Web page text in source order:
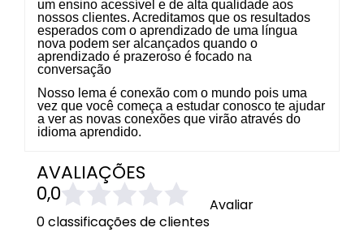
um ensino acessível e de alta qualidade aos
nossos clientes. Acreditamos que os resultados
esperados com o aprendizado de uma língua
nova podem ser alcançados quando o
aprendizado é prazeroso é focado na
conversação
Nosso lema é conexão com o mundo pois uma
vez que você começa a estudar conosco te ajudar
a ver as novas conexões que virão através do
idioma aprendido.
AVALIAÇÕES
0,0
0 classificações de clientes
Avaliar